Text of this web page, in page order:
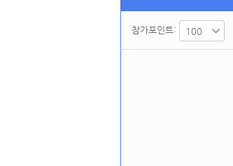
참가포인트: